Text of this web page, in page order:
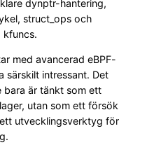
dynptr-hantering,
struct_ops och
kfuncs.
med avancerad eBPF-
särskilt intressant. Det
bara är tänkt som ett
utan som ett försök
utvecklingsverktyg för